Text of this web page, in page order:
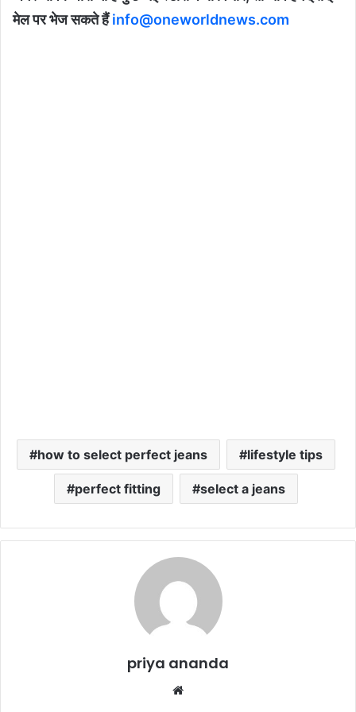
मेल पर भेज सकते हैंinfo@oneworldnews.com
how to select perfect jeans lifestyle tips
perfect fitting select a jeans
priya ananda